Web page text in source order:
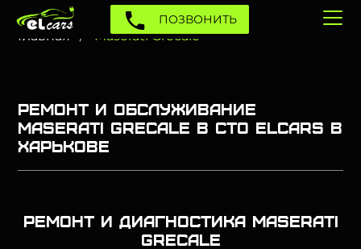
ПОЗВОНИТЬ
Главная Maserati Grecale
Ремонт и обслуживание
Maserati Grecale в СТО Elcars в
Харькове
Ремонт и диагностика Maserati
Grecale